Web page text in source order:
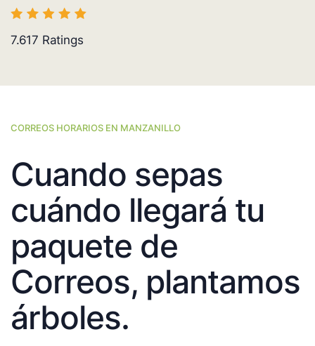
7.617 Ratings
CORREOS HORARIOS EN MANZANILLO
Cuando sepas
cuándo llegará tu
paquete de
Correos, plantamos
árboles.